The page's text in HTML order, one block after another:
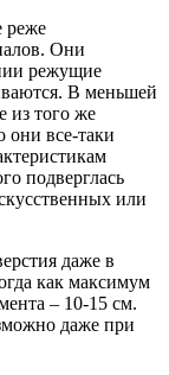
реже
Они
режущие
В меньшей
из того же
они все-таки
подверглась
или
даже в
как максимум
– 10-15 см.
даже при